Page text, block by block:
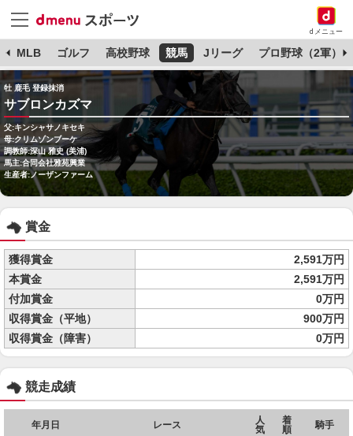
dメニュー
MLB ゴルフ 高校野球 競馬 Jリーグ プロ野球（2軍）
牡 鹿毛 登録抹消
サブロンカズマ
父:キンシャサノキセキ
母:クリムゾンブーケ
調教師:深山 雅史 (美浦)
馬主:合同会社雅苑興業
生産者:ノーザンファーム
賞金
獲得賞金
2,591万円
本賞金
2,591万円
付加賞金
0万円
収得賞金（平地）
900万円
収得賞金（障害）
0万円
競走成績
年月日 レース
人
気
着
順
騎手